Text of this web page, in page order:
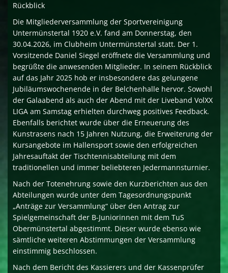
Rückblick
Die Mitgliederversammlung der Sportvereinigung
Untermünstertal 1920 e.V. fand am Donnerstag, den
30.04.2026, im Clubheim Untermünstertal statt. Der 1.
Vorsitzende Daniel Siegel eröffnete die Versammlung und
begrüßte die anwesenden Mitglieder. In seinem Rückblick
auf das Jahr 2025 hob er insbesondere das gelungene
Jubiläumswochenende in der Belchenhalle hervor. Sowohl
der Galaabend als auch der Abend mit der Liveband VolXX
LIGA am Samstag erhielten durchweg positives Feedback.
Ebenfalls berichtet wurde über die Erneuerung des
Kunstrasens nach 15 Jahren Nutzung, die Erweiterung der
Kursangebote im Hallensport sowie den erfolgreichen
Jahresauftakt der Tischtennisabteilung mit dem
traditionellen und immer beliebteren Jedermannsturnier.
Nach der Totenehrung sowie den Kurzberichten aus den
Abteilungen wurde unter dem Tagesordnungspunkt
„Anträge zur Versammlung“ über den Antrag zur
Spielgemeinschaft der B-Juniorinnen mit dem TuS
Obermünstertal abgestimmt. Dieser wurde ebenso wie
sämtliche weiteren Abstimmungen der Versammlung
einstimmig beschlossen.
Nach dem Bericht des Kassierers und der Kassenprüfer